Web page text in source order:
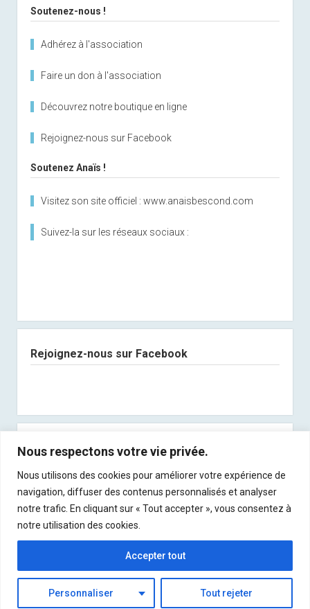
Nous respectons votre vie privée.
Nous utilisons des cookies pour améliorer votre expérience de
navigation, diffuser des contenus personnalisés et analyser
notre trafic. En cliquant sur « Tout accepter », vous consentez à
notre utilisation des cookies.
Personnaliser Tout rejeter
Accepter tout
Soutenez-nous !
Adhérez à l'association
Faire un don à l'association
Découvrez notre boutique en ligne
Rejoignez-nous sur Facebook
Soutenez Anaïs !
Visitez son site officiel : www.anaisbescond.com
Suivez-la sur les réseaux sociaux :
Rejoignez-nous sur Facebook
Abonnez-vous à notre newsletter
Recevez les derniers articles directement dans
votre boite mail !